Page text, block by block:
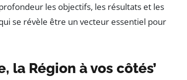
les objectifs, les résultats et les
se révèle être un vecteur essentiel pour
la Région à vos côtés’